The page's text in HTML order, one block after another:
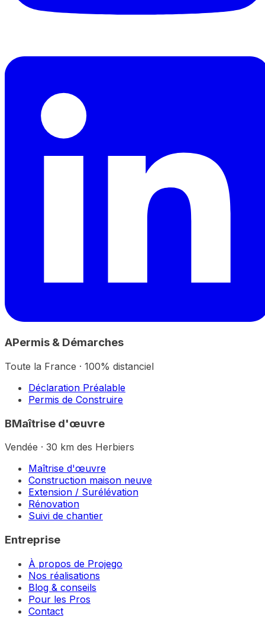
APermis & Démarches
Toute la France · 100% distanciel
Déclaration Préalable
Permis de Construire
BMaîtrise d'œuvre
Vendée · 30 km des Herbiers
Maîtrise d'œuvre
Construction maison neuve
Extension / Surélévation
Rénovation
Suivi de chantier
Entreprise
À propos de Projego
Nos réalisations
Blog & conseils
Pour les Pros
Contact